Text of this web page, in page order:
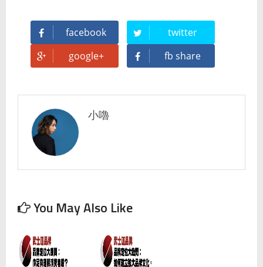
facebook
twitter
google+
fb share
小嚕
You May Also Like